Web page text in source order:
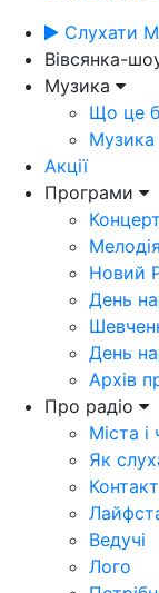
Слухати
Вівсянка-
Музика
Що це
Музика
Акції
Програми
Новий
День
День
Архів
Про радіо
Міста і
Як
Ведучі
Лого